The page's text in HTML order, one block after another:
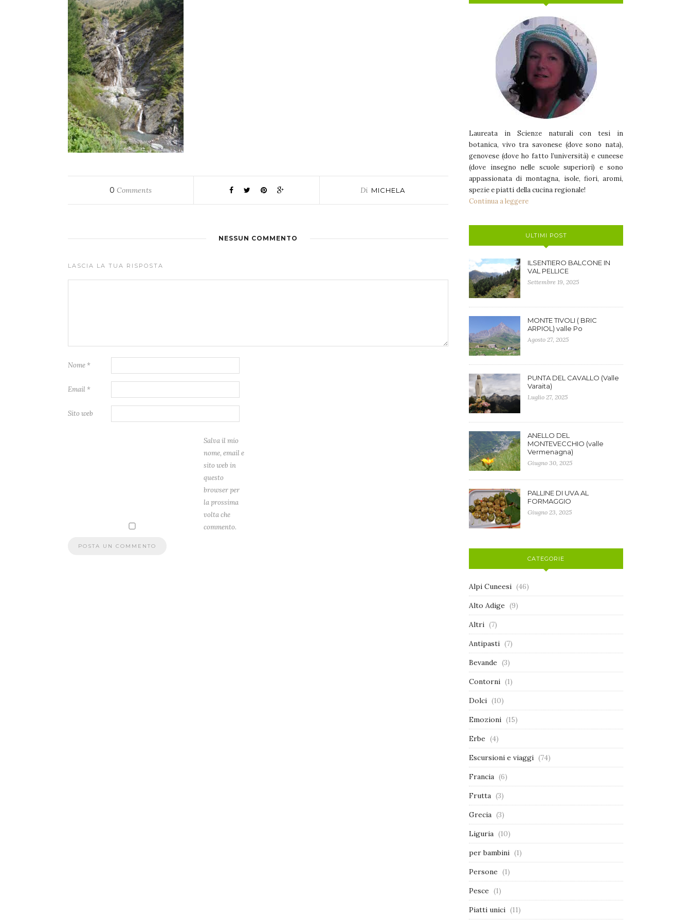
0 Comments Di MICHELA
NESSUN COMMENTO
LASCIA LA TUA RISPOSTA
Nome *
Email *
Sito web
Salva il mio
nome, email e
sito web in
questo
browser per
la prossima
volta che
commento.
Laureata in Scienze naturali con tesi in
botanica, vivo tra savonese (dove sono nata),
genovese (dove ho fatto l’università) e cuneese
(dove insegno nelle scuole superiori) e sono
appassionata di montagna, isole, fiori, aromi,
spezie e piatti della cucina regionale!
Continua a leggere
ULTIMI POST
ILSENTIERO BALCONE IN
VAL PELLICE
Settembre 19, 2025
MONTE TIVOLI ( BRIC
ARPIOL) valle Po
Agosto 27, 2025
PUNTA DEL CAVALLO (Valle
Varaita)
Luglio 27, 2025
ANELLO DEL
MONTEVECCHIO (valle
Vermenagna)
Giugno 30, 2025
PALLINE DI UVA AL
FORMAGGIO
Giugno 23, 2025
CATEGORIE
Alpi Cuneesi (46)
Alto Adige (9)
Altri (7)
Antipasti (7)
Bevande (3)
Contorni (1)
Dolci (10)
Emozioni (15)
Erbe (4)
Escursioni e viaggi (74)
Francia (6)
Frutta (3)
Grecia (3)
Liguria (10)
per bambini (1)
Persone (1)
Pesce (1)
Piatti unici (11)